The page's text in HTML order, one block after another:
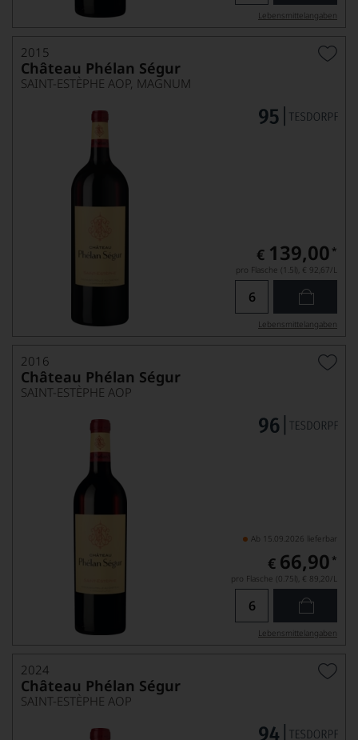
Lebensmittel­angaben
2015
Château Phélan Ségur
SAINT-ESTÈPHE AOP, MAGNUM
€ 139,00 *
pro Flasche (1.5l), € 92,67/L
Lebensmittel­angaben
2016
Château Phélan Ségur
SAINT-ESTÈPHE AOP
Ab 15.09.2026 lieferbar
€ 66,90 *
pro Flasche (0.75l), € 89,20/L
Lebensmittel­angaben
2024
Château Phélan Ségur
SAINT-ESTÈPHE AOP